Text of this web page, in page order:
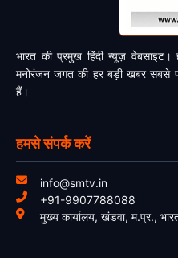
भारत की प्रमुख हिंदी न्यूज़
मनोरंजन जगत की हर बड़ी खबर सबसे
हैं।
हमसे संपर्क करें
info@smtv.in
+91-9907788088
मुख्य कार्यालय, खंडवा, म.प्र.,